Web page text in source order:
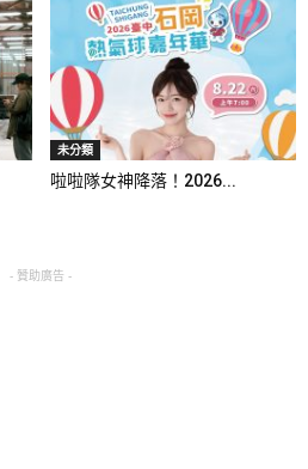
未分類
啦啦隊女神降落！2026...
- 贊助廣告 -